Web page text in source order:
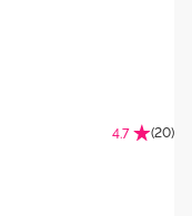
4.7 (20)